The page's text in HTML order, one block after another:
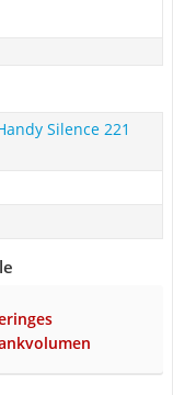
Silence 221